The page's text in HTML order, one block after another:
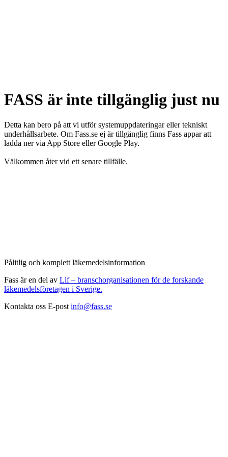
FASS är inte tillgänglig just nu
Detta kan bero på att vi utför systemuppdateringar eller tekniskt
underhållsarbete. Om Fass.se ej är tillgänglig finns Fass appar att
ladda ner via App Store eller Google Play.
Välkommen åter vid ett senare tillfälle.
Pålitlig och komplett läkemedelsinformation
Fass är en del av Lif – branschorganisationen för de forskande
läkemedelsföretagen i Sverige.
Kontakta oss E-post info@fass.se